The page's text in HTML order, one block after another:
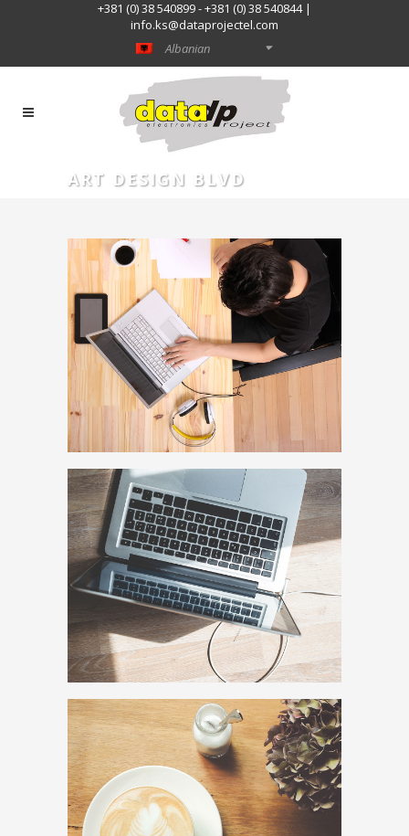
+381 (0) 38 540899 - +381 (0) 38 540844 |
info.ks@dataprojectel.com
Albanian
ART DESIGN BLVD